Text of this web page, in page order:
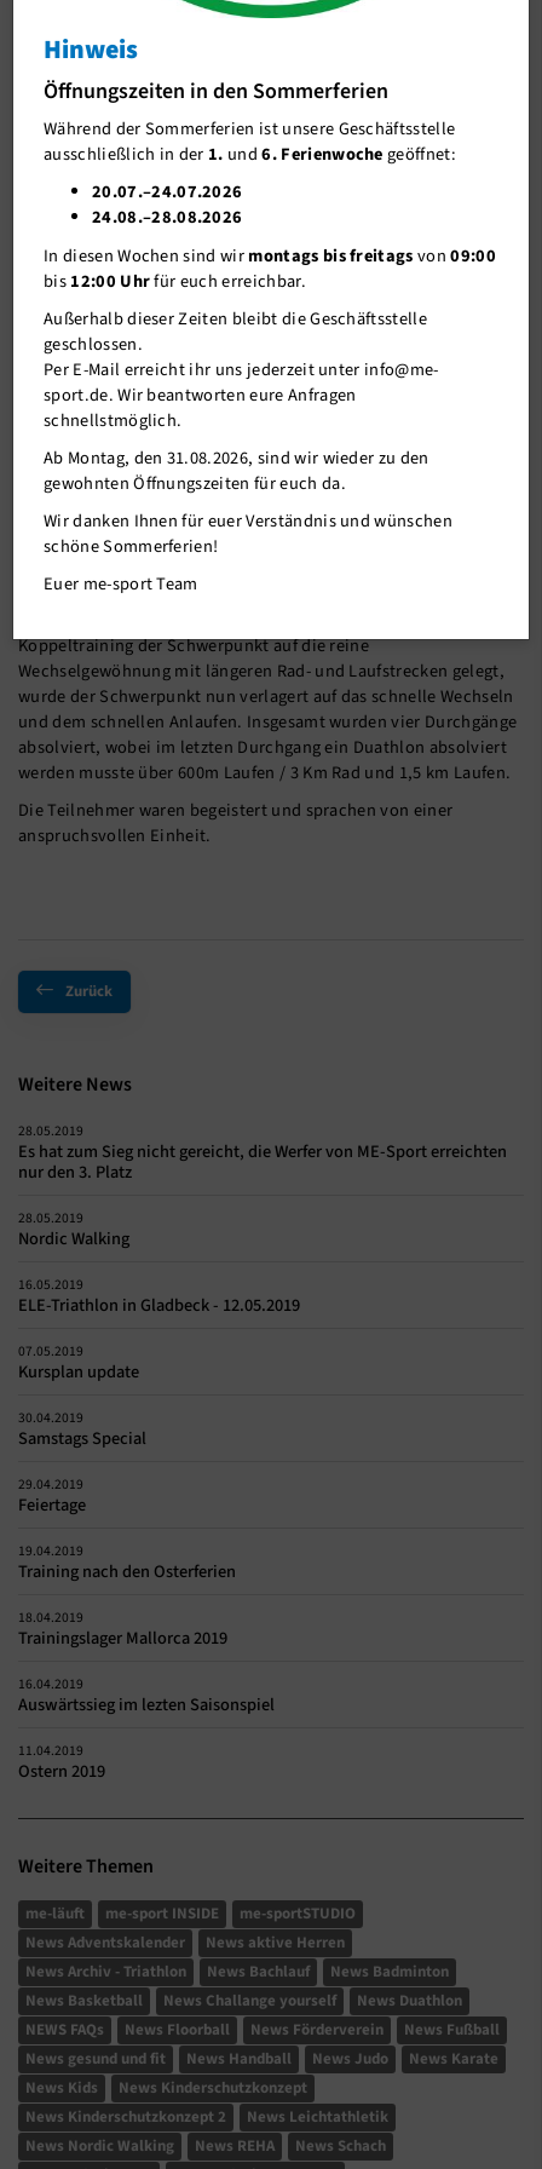
Ligavorbereitung geht in die heiße Phase
Wiederholt Koppel- und Wechseltraining absolviert
30.04.2019
Bei kühlen Temperaturen ging es am letzten Sonntag zum zweiten
Koppeltraining der Schwerpunkt auf die reine
Wechselgewöhnung mit längeren Rad- und Laufstrecken gelegt,
wurde der Schwerpunkt nun verlagert auf das schnelle Wechseln
und dem schnellen Anlaufen. Insgesamt wurden vier Durchgänge
absolviert, wobei im letzten Durchgang ein Duathlon absolviert
werden musste über 600m Laufen / 3 Km Rad und 1,5 km Laufen.
Die Teilnehmer waren begeistert und sprachen von einer
anspruchsvollen Einheit.
Zurück
Weitere News
28.05.2019
Es hat zum Sieg nicht gereicht, die Werfer von ME-Sport erreichten
nur den 3. Platz
28.05.2019
Nordic Walking
16.05.2019
ELE-Triathlon in Gladbeck - 12.05.2019
07.05.2019
Kursplan update
30.04.2019
Samstags Special
29.04.2019
Feiertage
19.04.2019
Training nach den Osterferien
18.04.2019
Trainingslager Mallorca 2019
16.04.2019
Auswärtssieg im lezten Saisonspiel
11.04.2019
Ostern 2019
Weitere Themen
me-läuft me-sport INSIDE
me-sportSTUDIO
News Adventskalender
News aktive Herren
News Archiv - Triathlon
News Bachlauf
News Badminton
News Basketball
News Challange yourself
News Duathlon
NEWS FAQs
News Floorball News Förderverein
News Fußball
News gesund und fit
News Handball News Judo
News Karate
News Kids
News Kinderschutzkonzept
News Kinderschutzkonzept 2
News Leichtathletik
News Nordic Walking
News REHA
News Schach
J-Team
Stellenangebote
Förderverein me-sport e.V.
Mitgliederservice
Verantwortung
Hinweis
Öffnungszeiten in den Sommerferien
Während der Sommerferien ist unsere Geschäftsstelle
ausschließlich in der 1. und6. Ferienwochegeöffnet:
20.07.–24.07.2026
24.08.–28.08.2026
In diesen Wochen sind wirmontags bis freitagsvon09:00
bis12:00 Uhrfür euch erreichbar.
Außerhalb dieser Zeiten bleibt die Geschäftsstelle
geschlossen.
Per E-Mail erreicht ihr uns jederzeit unter info@me-
sport.de. Wir beantworten eure Anfragen
schnellstmöglich.
Ab Montag, den 31.08.2026, sind wir wieder zu den
gewohnten Öffnungszeiten für euch da.
Wir danken Ihnen für euer Verständnis und wünschen
schöne Sommerferien!
Euer me-sport Team